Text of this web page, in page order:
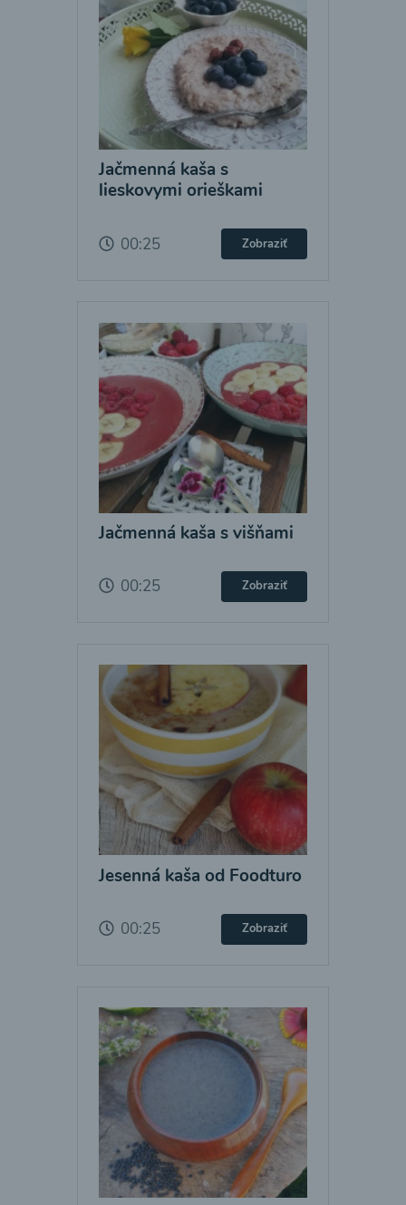
Jačmenná kaša s
lieskovymi orieškami
00:25 Zobraziť
Jačmenná kaša s višňami
00:25 Zobraziť
Jesenná kaša od Foodturo
00:25 Zobraziť